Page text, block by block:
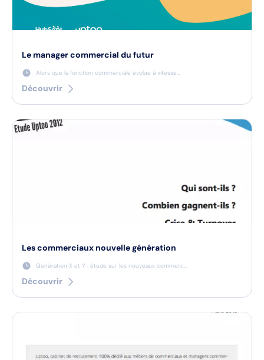
Le manager commercial du futur
Alors que la fonction commerciale évolue à vitesse...
Découvrir
Les commerciaux nouvelle génération
Génération X et Y : étude sur les nouveaux commerc...
Découvrir